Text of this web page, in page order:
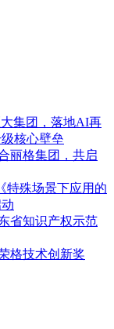
集团，落地AI再
核心壁垒
丽格集团，共启
特殊场景下应用的
省知识产权示范
格技术创新奖